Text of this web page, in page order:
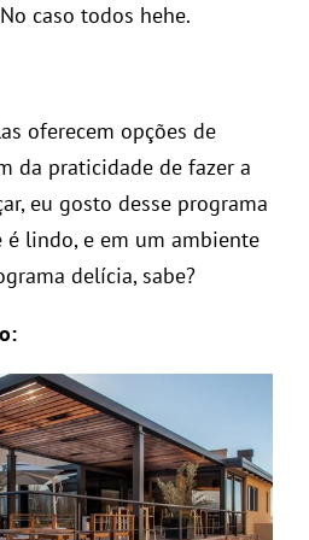
caso todos hehe.
oferecem opções de
da praticidade de fazer a
eu gosto desse programa
lindo, e em um ambiente
delícia, sabe?